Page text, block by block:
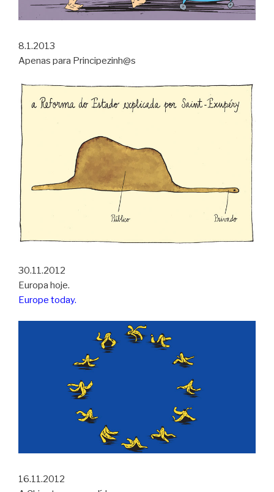
8.1.2013
Apenas para Principezinh@s
30.11.2012
Europa hoje.
Europe today.
16.11.2012